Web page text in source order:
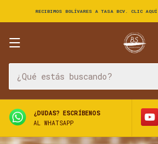
RECIBIMOS BOLÍVARES A TASA BCV. CLIC
¿DUDAS? ESCRÍBENOS
AL WHATSAPP